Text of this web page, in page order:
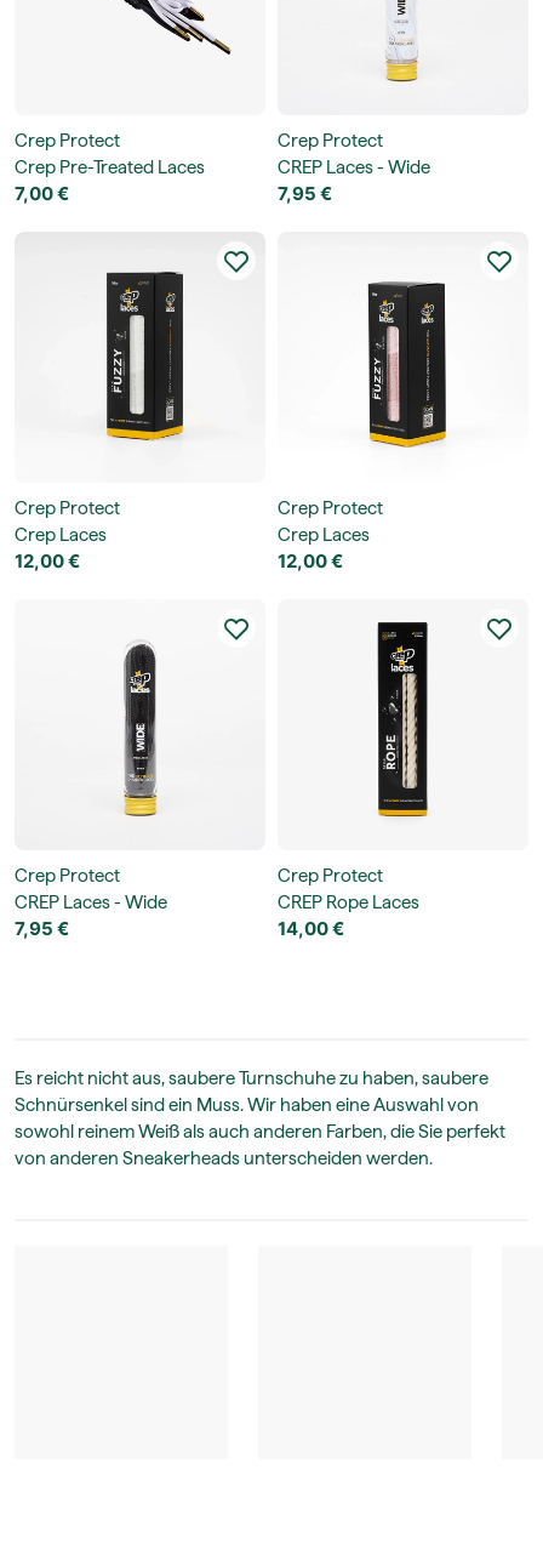
Crep Protect
Crep Pre-Treated Laces
7,00 €
Crep Protect
CREP Laces - Wide
7,95 €
Crep Protect
Crep Laces
12,00 €
Crep Protect
Crep Laces
12,00 €
Crep Protect
CREP Laces - Wide
7,95 €
Crep Protect
CREP Rope Laces
14,00 €
Es reicht nicht aus, saubere Turnschuhe zu haben, saubere
Schnürsenkel sind ein Muss. Wir haben eine Auswahl von
sowohl reinem Weiß als auch anderen Farben, die Sie perfekt
von anderen Sneakerheads unterscheiden werden.